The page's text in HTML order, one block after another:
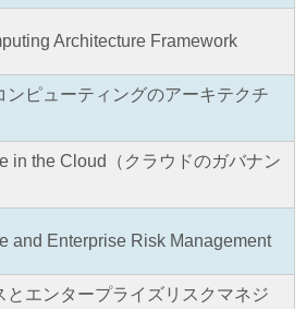
Architecture Framework
ンピューティングのアーキテクチ
in the Cloud（クラウドのガバナン
and Enterprise Risk Management
とエンタープライズリスクマネジ